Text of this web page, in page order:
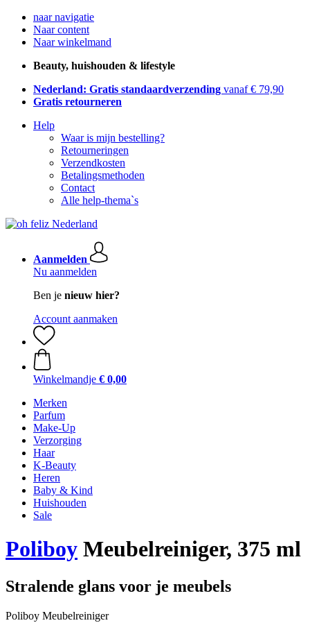
naar navigatie
Naar content
Naar winkelmand
Beauty, huishouden & lifestyle
Nederland: Gratis standaardverzending vanaf € 79,90
Gratis retourneren
Help
Waar is mijn bestelling?
Retourneringen
Verzendkosten
Betalingsmethoden
Contact
Alle help-thema`s
Aanmelden
Nu aanmelden
Ben je nieuw hier?
Account aanmaken
Winkelmandje € 0,00
Merken
Parfum
Make-Up
Verzorging
Haar
K-Beauty
Heren
Baby & Kind
Huishouden
Sale
Poliboy Meubelreiniger, 375 ml
Stralende glans voor je meubels
Poliboy Meubelreiniger